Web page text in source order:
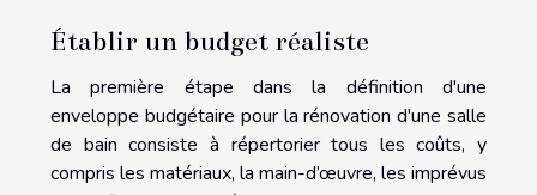
Établir un budget réaliste
La première étape dans la définition d'une
enveloppe budgétaire pour la rénovation d'une salle
de bain consiste à répertorier tous les coûts, y
compris les matériaux, la main-d’œuvre, les imprévus